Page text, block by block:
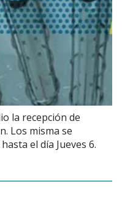
la recepción de
Los misma se
el día Jueves 6.